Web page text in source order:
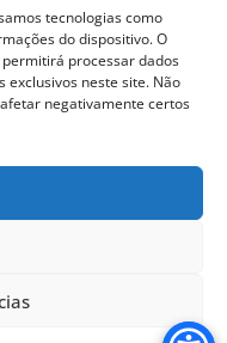
tecnologias como
do dispositivo. O
processar dados
exclusivos neste site. Não
negativamente certos
Paulo | Brasil